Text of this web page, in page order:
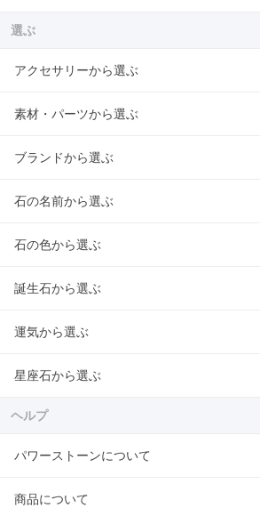
選ぶ
アクセサリーから選ぶ
素材・パーツから選ぶ
ブランドから選ぶ
石の名前から選ぶ
石の色から選ぶ
誕生石から選ぶ
運気から選ぶ
星座石から選ぶ
ヘルプ
パワーストーンについて
商品について